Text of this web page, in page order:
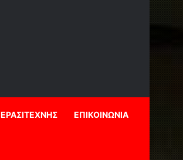
ΕΡΑΣΙΤΕΧΝΗΣ ΕΠΙΚΟΙΝΩΝΙΑ